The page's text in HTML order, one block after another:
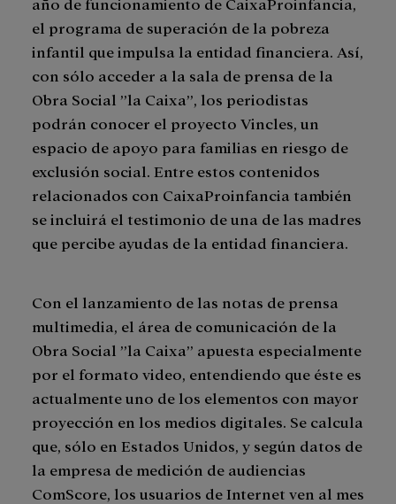
el programa de superación de la pobreza
infantil que impulsa la entidad financiera. Así,
con sólo acceder a la sala de prensa de la
Obra Social ”la Caixa”, los periodistas
podrán conocer el proyecto Vincles, un
espacio de apoyo para familias en riesgo de
exclusión social. Entre estos contenidos
relacionados con CaixaProinfancia también
se incluirá el testimonio de una de las madres
que percibe ayudas de la entidad financiera.
Con el lanzamiento de las notas de prensa
multimedia, el área de comunicación de la
Obra Social ”la Caixa” apuesta especialmente
por el formato video, entendiendo que éste es
actualmente uno de los elementos con mayor
proyección en los medios digitales. Se calcula
que, sólo en Estados Unidos, y según datos de
la empresa de medición de audiencias
ComScore, los usuarios de Internet ven al mes